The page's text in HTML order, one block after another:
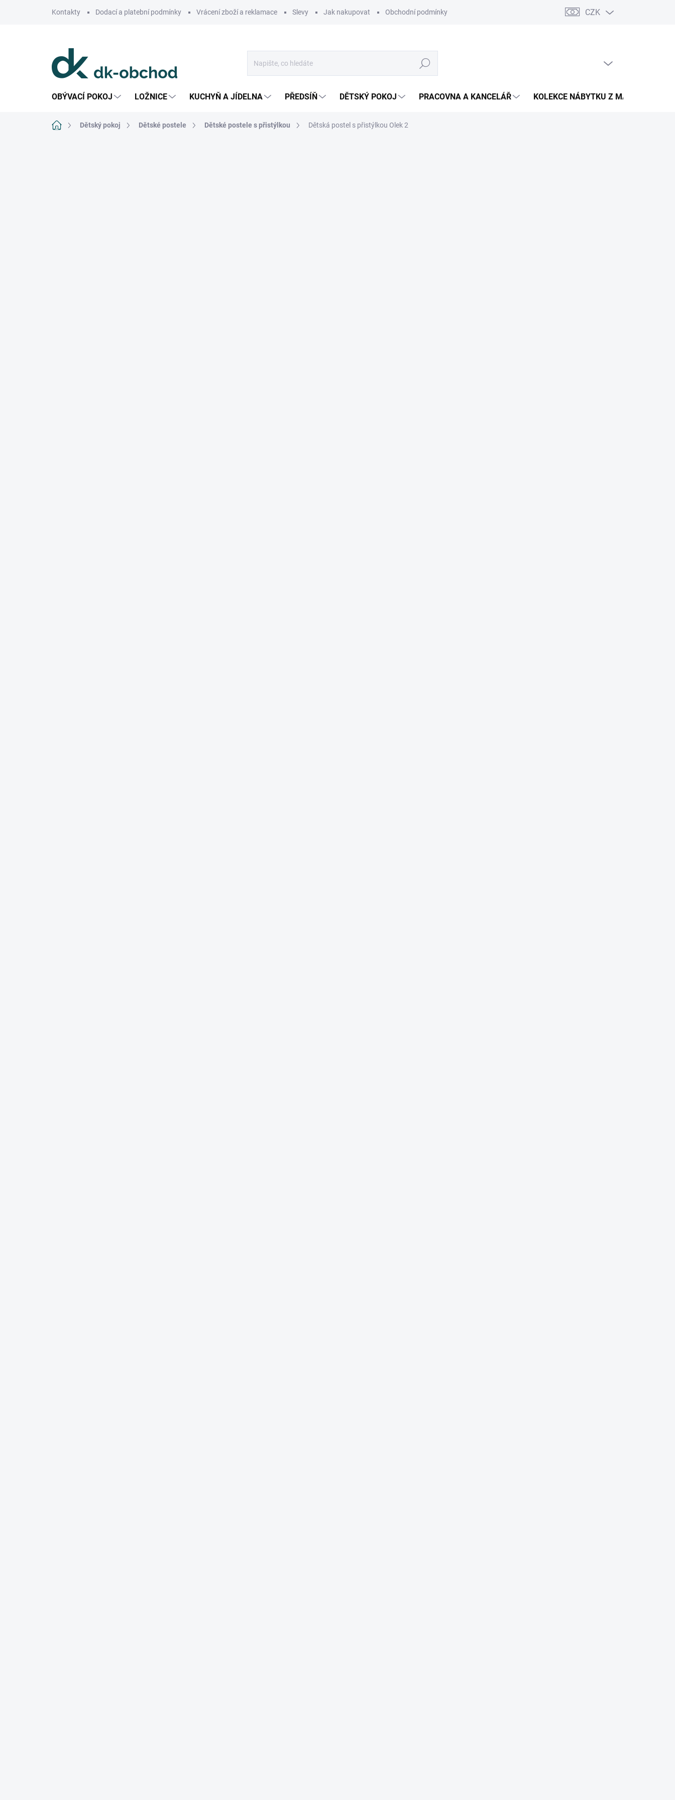
Kontakty Dodací a platební podmínky Vrácení zboží a reklamace Slevy Jak nakupovat Obchodní podmínky Podmínky ochrany osobních údajů Pojištění zásilky
CZK
Hledat
OBÝVACÍ POKOJ LOŽNICE KUCHYŇ A JÍDELNA PŘEDSÍŇ DĚTSKÝ POKOJ PRACOVNA A KANCELÁŘ KOLEKCE NÁBYTKU Z MASIVU
Domů Dětský pokoj Dětské postele Dětské postele s přistýlkou Dětská postel s přistýlkou Olek 2